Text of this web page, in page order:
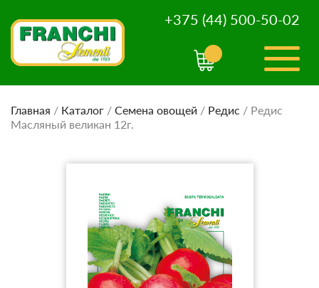
+375 (44) 500-50-02
Главная / Каталог / Семена овощей / Редис / Редис
Масляный великан 12г.